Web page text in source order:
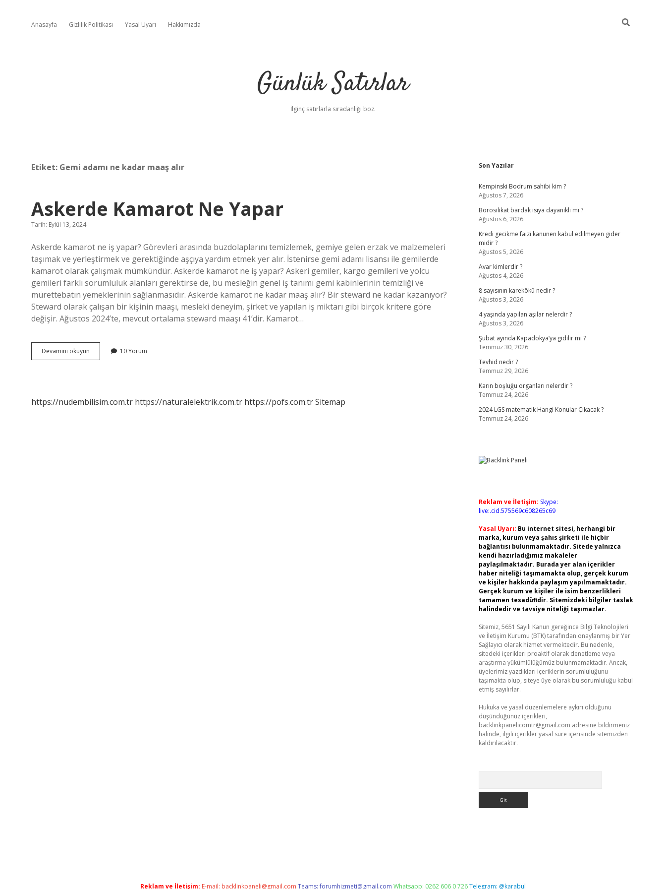
Anasayfa Gizlilik Politikası Yasal Uyarı Hakkımızda
Günlük Satırlar
İlginç satırlarla sıradanlığı boz.
Etiket: Gemi adamı ne kadar maaş alır
Askerde Kamarot Ne Yapar
Tarih: Eylül 13, 2024
Askerde kamarot ne iş yapar? Görevleri arasında buzdolaplarını temizlemek, gemiye gelen erzak ve malzemeleri
taşımak ve yerleştirmek ve gerektiğinde aşçıya yardım etmek yer alır. İstenirse gemi adamı lisansı ile gemilerde
kamarot olarak çalışmak mümkündür. Askerde kamarot ne iş yapar? Askeri gemiler, kargo gemileri ve yolcu
gemileri farklı sorumluluk alanları gerektirse de, bu mesleğin genel iş tanımı gemi kabinlerinin temizliği ve
mürettebatın yemeklerinin sağlanmasıdır. Askerde kamarot ne kadar maaş alır? Bir steward ne kadar kazanıyor?
Steward olarak çalışan bir kişinin maaşı, mesleki deneyim, şirket ve yapılan iş miktarı gibi birçok kritere göre
değişir. Ağustos 2024’te, mevcut ortalama steward maaşı 41’dir. Kamarot…
Devamını okuyun Askerde
Kamarot
10 Yorum
https://nudembilisim.com.tr https://naturalelektrik.com.tr https://pofs.com.trSitemap
Sidebar
Son Yazılar
Kempinski Bodrum sahibi kim ?
Ağustos 7, 2026
Borosilikat bardak isıya dayanıklı mı ?
Ağustos 6, 2026
Kredi gecikme faizi kanunen kabul edilmeyen gider
midir ?
Ağustos 5, 2026
Avar kimlerdir ?
Ağustos 4, 2026
8 sayısının karekökü nedir ?
Ağustos 3, 2026
4 yaşında yapılan aşılar nelerdir ?
Ağustos 3, 2026
Şubat ayında Kapadokya’ya gidilir mi ?
Temmuz 30, 2026
Tevhid nedir ?
Temmuz 29, 2026
Karın boşluğu organları nelerdir ?
Temmuz 24, 2026
2024 LGS matematik Hangi Konular Çıkacak ?
Temmuz 24, 2026
Reklam ve İletişim: Skype:
live:.cid.575569c608265c69
Yasal Uyarı: Bu internet sitesi, herhangi bir
marka, kurum veya şahıs şirketi ile hiçbir
bağlantısı bulunmamaktadır. Sitede yalnızca
kendi hazırladığımız makaleler
paylaşılmaktadır. Burada yer alan içerikler
haber niteliği taşımamakta olup, gerçek kurum
ve kişiler hakkında paylaşım yapılmamaktadır.
Gerçek kurum ve kişiler ile isim benzerlikleri
tamamen tesadüfidir. Sitemizdeki bilgiler taslak
halindedir ve tavsiye niteliği taşımazlar.
Sitemiz, 5651 Sayılı Kanun gereğince Bilgi Teknolojileri
ve İletişim Kurumu (BTK) tarafından onaylanmış bir Yer
Sağlayıcı olarak hizmet vermektedir. Bu nedenle,
sitedeki içerikleri proaktif olarak denetleme veya
araştırma yükümlülüğümüz bulunmamaktadır. Ancak,
üyelerimiz yazdıkları içeriklerin sorumluluğunu
taşımakta olup, siteye üye olarak bu sorumluluğu kabul
etmiş sayılırlar.
Hukuka ve yasal düzenlemelere aykırı olduğunu
düşündüğünüz içerikleri,
backlinkpanelicomtr@gmail.com adresine bildirmeniz
halinde, ilgili içerikler yasal süre içerisinde sitemizden
kaldırılacaktır.
Reklam ve İletişim: E-mail: backlinkpaneli@gmail.com Teams:forumhizmeti@gmail.com Whatsapp: 0262 606 0 726Telegram: @karabul